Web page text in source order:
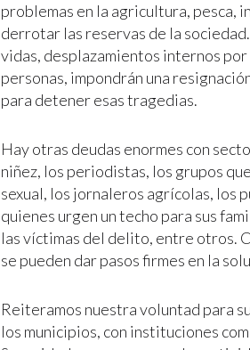
problemas en la agricultura, pesca,
derrotar las reservas de la
vidas, desplazamientos internos
personas, impondrán una
para detener esas tragedias.
Hay otras deudas enormes con
niñez, los periodistas, los grupos
sexual, los jornaleros agrícolas, los
quienes urgen un techo para sus
las víctimas del delito, entre otros.
se pueden dar pasos firmes en la
Reiteramos nuestra voluntad para
los municipios, con instituciones